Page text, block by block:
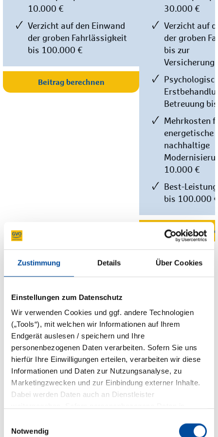
Zustimmung Details Über Cookies
Einstellungen zum Datenschutz
Wir verwenden Cookies und ggf. andere Technologien
(„Tools“), mit welchen wir Informationen auf Ihrem
Endgerät auslesen / speichern und Ihre
personenbezogenen Daten verarbeiten. Sofern Sie uns
hierfür Ihre Einwilligungen erteilen, verarbeiten wir diese
Informationen und Daten zur Nutzungsanalyse, zu
Marketingzwecken und zur Einbindung externer Inhalte.
Dabei werden Daten auch an Dienstleister
Behörden auf diese Daten zugreifen und sie auswerten,
Notwendig
10.000 €
Verzicht auf den Einwand
der groben Fahrlässigkeit
bis 100.000 €
Beitrag berechnen
30.000 €
Verzicht auf
der groben
bis zur
Betreuung
Mehrkosten
energetische
nachhaltige
10.000 €
Best-
bis 100.000
Beitrag
RUNDUM SICHER MIT UNSERER
WOHNGEBÄUDEVERSICHERUNG
UnsereDownloads
Produktdetails f. d.
Wohngebäudeversicherung
Wohngebäudeversicherung Premium